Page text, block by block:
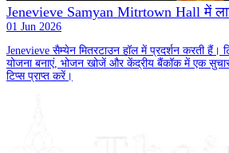
Jenevieve Samyan Mitrtown Hall में
01 Jun 2026
Jenevieve सैम्येन मितरटाउन हॉल में प्रदर्शन करती हैं।
योजना बनाएं, भोजन खोजें और केंद्रीय बैंकॉक में एक
टिप्स प्राप्त करें।